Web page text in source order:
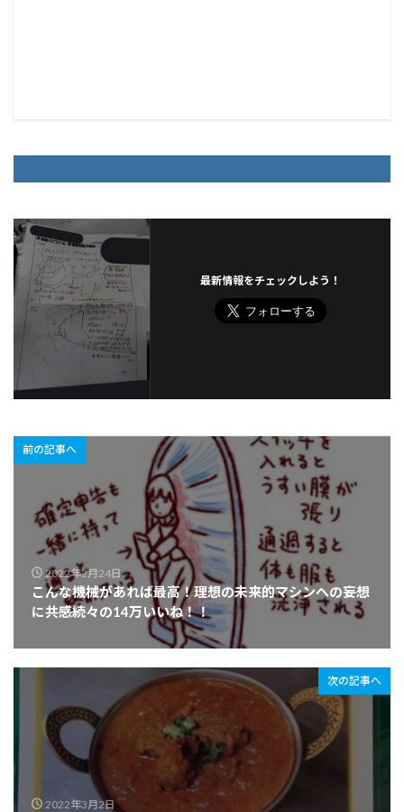
最新情報をチェックしよう！
前の記事へ
2022年2月24日
こんな機械があれば最高！理想の未来的マシンへの妄想
に共感続々の14万いいね！！
次の記事へ
2022年3月2日